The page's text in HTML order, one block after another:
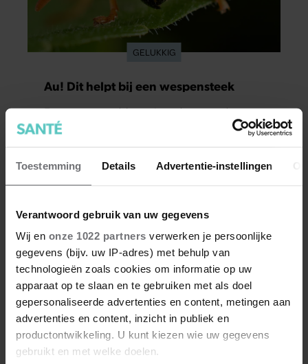
Toestemming Details Advertentie-instellingen
Verantwoord gebruik van uw gegevens
Wij en onze 1022 partners verwerken je persoonlijke
gegevens (bijv. uw IP-adres) met behulp van
technologieën zoals cookies om informatie op uw
apparaat op te slaan en te gebruiken met als doel
gepersonaliseerde advertenties en content, metingen aan
advertenties en content, inzicht in publiek en
productontwikkeling. U kunt kiezen wie uw gegevens
gebruikt en met welke doelen.
GELUKKIG
Au! Dit helpt bij een wespensteek
Een wespensteek is op z’n zachts gezegd
vervelend. Hier vind je vier oplossingen om zo
snel mogelijk van de pijn en jeuk af te komen.
Meer van Santé